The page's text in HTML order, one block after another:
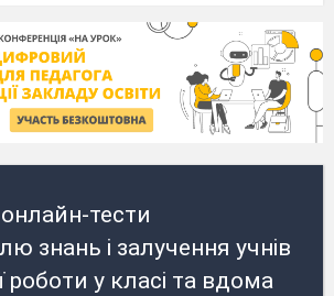
тести
знань і залучення учнів
роботи у класі та вдома